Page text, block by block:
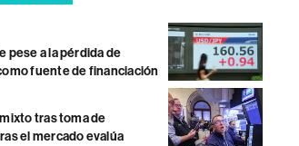
pese a la pérdida de
fuente de financiación
tras toma de
el mercado evalúa